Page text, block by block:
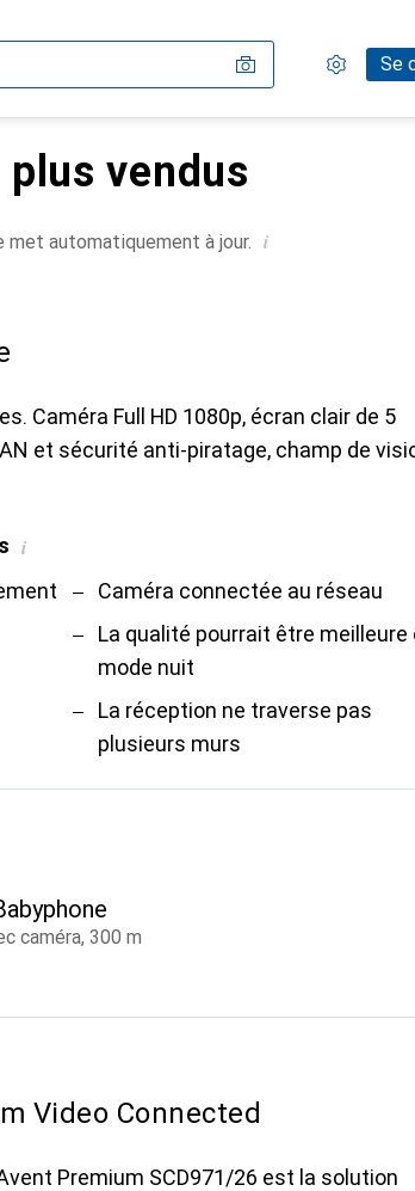
Paramètres
CompteSe
Listes de
Listes
Panier
vendus
automatiquement à jour. i
Caméra Full HD 1080p, écran clair de 5
et sécurité anti-piratage, champ de
i
Caméra connectée au réseau
La qualité pourrait être meilleure
mode nuit
La réception ne traverse pas
plusieurs murs
caméra, 300 m
Video Connected
Premium SCD971/26 est la solution